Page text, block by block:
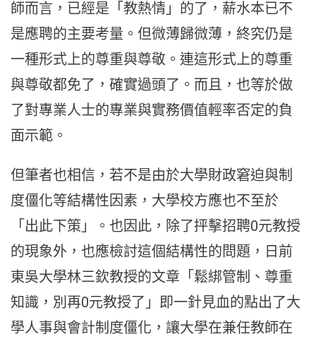
師而言，已經是「教熱情」的了，薪水本已不
是應聘的主要考量。但微薄歸微薄，終究仍是
一種形式上的尊重與尊敬。連這形式上的尊重
與尊敬都免了，確實過頭了。而且，也等於做
了對專業人士的專業與實務價值輕率否定的負
面示範。
但筆者也相信，若不是由於大學財政窘迫與制
度僵化等結構性因素，大學校方應也不至於
「出此下策」。也因此，除了抨擊招聘0元教授
的現象外，也應檢討這個結構性的問題，日前
東吳大學林三欽教授的文章「鬆綁管制、尊重
知識，別再0元教授了」即一針見血的點出了大
學人事與會計制度僵化，讓大學在兼任教師在